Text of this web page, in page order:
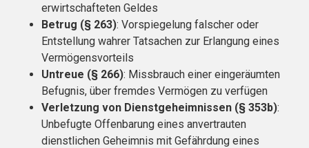
erwirtschafteten Geldes
Betrug (§ 263): Vorspiegelung falscher oder
Entstellung wahrer Tatsachen zur Erlangung eines
Vermögensvorteils
Untreue (§ 266): Missbrauch einer eingeräumten
Befugnis, über fremdes Vermögen zu verfügen
Verletzung von Dienstgeheimnissen (§ 353b):
Unbefugte Offenbarung eines anvertrauten
dienstlichen Geheimnis mit Gefährdung eines